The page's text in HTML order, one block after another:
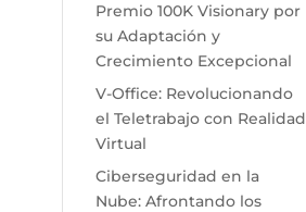
Premio 100K Visionary por
su Adaptación y
Crecimiento Excepcional
V-Office: Revolucionando
el Teletrabajo con Realidad
Virtual
Ciberseguridad en la
Nube: Afrontando los